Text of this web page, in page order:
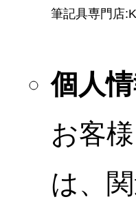
筆記具専門店
個人
お客
は、